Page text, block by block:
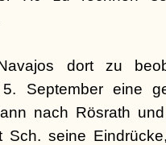
dort zu
September eine
nach Rösrath
Sch. seine